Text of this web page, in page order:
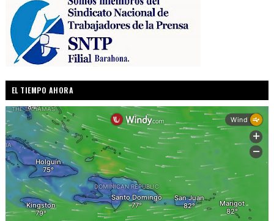
EL TIEMPO AHORA